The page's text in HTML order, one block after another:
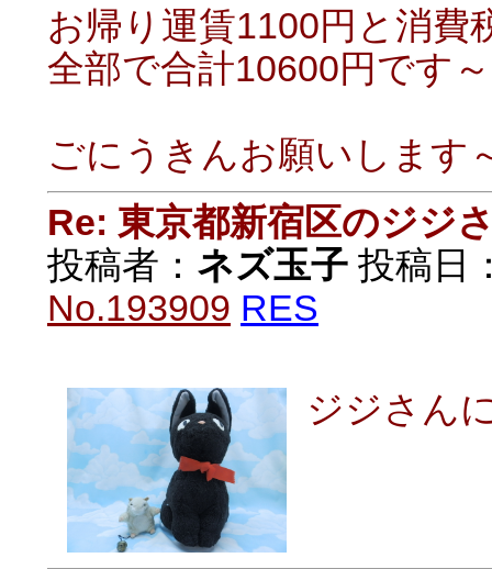
お帰り運賃1100円と消費
全部で合計10600円です～
ごにうきんお願いします
Re: 東京都新宿区のジジ
投稿者： ネズ玉子 投稿日
No.193909 RES
ジジさん